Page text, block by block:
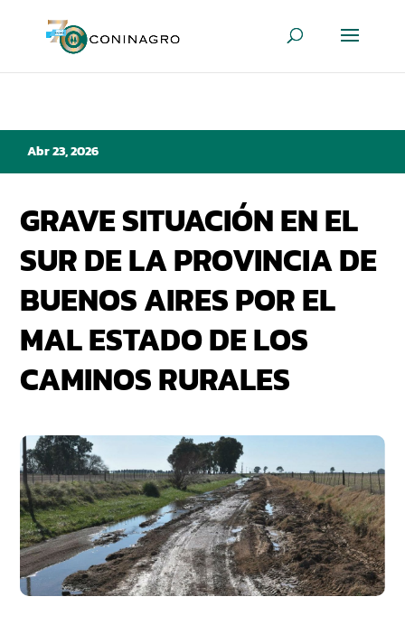
Abr 23, 2026
GRAVE SITUACIÓN EN EL
SUR DE LA PROVINCIA DE
BUENOS AIRES POR EL
MAL ESTADO DE LOS
CAMINOS RURALES